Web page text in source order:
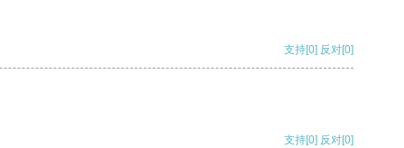
支持[0] 反对[0]
支持[0] 反对[0]